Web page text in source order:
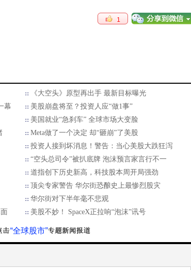
1
《大空头》原型再出手 最新目标曝光
幕
美股崩盘将至？投资人应“做1事”
美国就业“急刹车” 全球市场大变脸
Meta做了一个决定 却“砸崩”了美股
投资人接到坏消息！警告：当心美股大跌狂泻
“空头总司令”被扒底牌 泡沫预言家言行不一
道指创下历史新高，科技股本周开局强劲
顶尖专家警告 华尔街恐酿史上最惨烈股灾
华尔街对下半年毫不悲观
美股不妙！ SpaceX正拉响“泡沫”讯号
“全球股市”